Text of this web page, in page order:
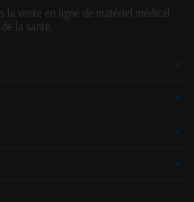
la vente en ligne de matériel médical
la santé.